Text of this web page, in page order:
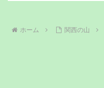
ホーム 関西の山